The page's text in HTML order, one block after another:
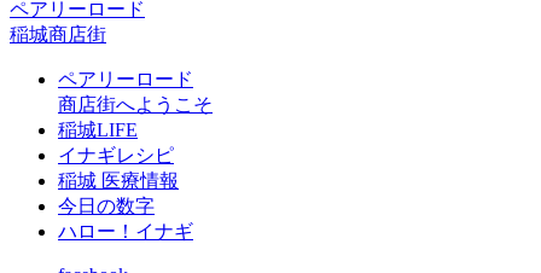
ペアリーロード
稲城商店街
ペアリーロード
商店街へようこそ
稲城LIFE
イナギレシピ
稲城 医療情報
今日の数字
ハロー！イナギ